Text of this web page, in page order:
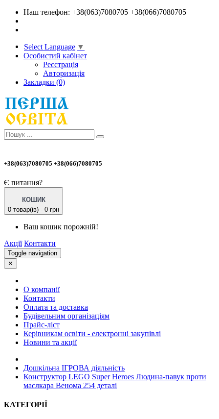
Наш телефон: +38(063)7080705 +38(066)7080705
Select Language ▼
Особистий кабінет
Реєстрація
Авторизація
Закладки (0)
+38(063)7080705 +38(066)7080705
Є питання?
КОШИК
0 товар(ів) - 0 грн
Ваш кошик порожній!
Акції Контакти
Toggle navigation
✕
О компанії
Контакти
Оплата та доставка
Будівельним організаціям
Прайс-ліст
Керівникам освіти - електронні закупівлі
Новини та акції
Дошкільна ІГРОВА діяльність
Конструктор LEGO Super Heroes Людина-павук проти
маслкара Венома 254 деталі
КАТЕГОРІЇ